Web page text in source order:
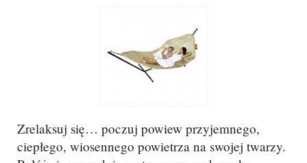
Zrelaksuj się… poczuj powiew przyjemnego,
ciepłego, wiosennego powietrza na swojej twarzy.